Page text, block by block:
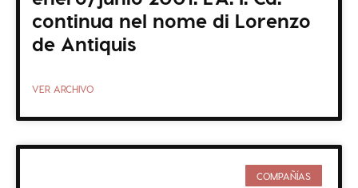
continua nel nome di Lorenzo
de Antiquis
VER ARCHIVO
COMPAÑÍAS